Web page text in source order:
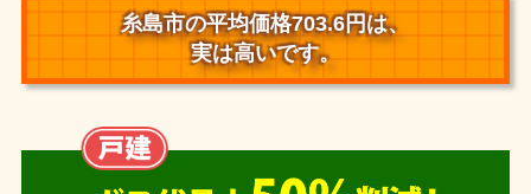
糸島市の平均価格703.6円は、
実は高いです。